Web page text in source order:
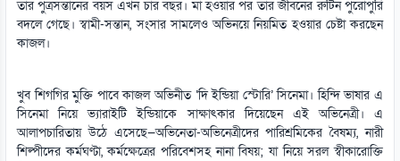
তার পুত্রসন্তানের বয়স এখন চার বছর। মা হওয়ার পর তার জীবনের রুটিন পুরোপুরি
বদলে গেছে। স্বামী-সন্তান, সংসার সামলেও অভিনয়ে নিয়মিত হওয়ার চেষ্টা করছেন
কাজল।
খুব শিগগির মুক্তি পাবে কাজল অভিনীত ‘দি ইন্ডিয়া স্টোরি’ সিনেমা। হিন্দি ভাষার এ
সিনেমা নিয়ে ভ্যারাইটি ইন্ডিয়াকে সাক্ষাৎকার দিয়েছেন এই অভিনেত্রী। এ
আলাপচারিতায় উঠে এসেছে—অভিনেতা-অভিনেত্রীদের পারিশ্রমিকের বৈষম্য, নারী
শিল্পীদের কর্মঘণ্টা, কর্মক্ষেত্রের পরিবেশসহ নানা বিষয়; যা নিয়ে সরল স্বীকারোক্তি